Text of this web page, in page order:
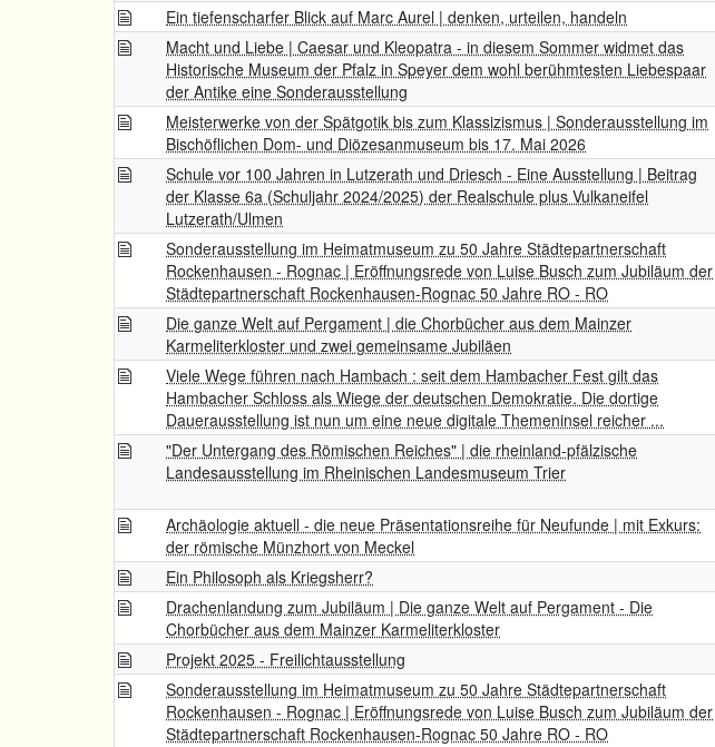
Ein tiefenscharfer Blick auf Marc Aurel | denken, urteilen, handeln
Macht und Liebe | Caesar und Kleopatra - in diesem Sommer widmet das
Historische Museum der Pfalz in Speyer dem wohl berühmtesten Liebespaar
der Antike eine Sonderausstellung
Meisterwerke von der Spätgotik bis zum Klassizismus | Sonderausstellung im
Bischöflichen Dom- und Diözesanmuseum bis 17. Mai 2026
Schule vor 100 Jahren in Lutzerath und Driesch - Eine Ausstellung | Beitrag
der Klasse 6a (Schuljahr 2024/2025) der Realschule plus Vulkaneifel
Lutzerath/Ulmen
Sonderausstellung im Heimatmuseum zu 50 Jahre Städtepartnerschaft
Rockenhausen - Rognac | Eröffnungsrede von Luise Busch zum Jubiläum der
Städtepartnerschaft Rockenhausen-Rognac 50 Jahre RO - RO
Die ganze Welt auf Pergament | die Chorbücher aus dem Mainzer
Karmeliterkloster und zwei gemeinsame Jubiläen
Viele Wege führen nach Hambach : seit dem Hambacher Fest gilt das
Hambacher Schloss als Wiege der deutschen Demokratie. Die dortige
Dauerausstellung ist nun um eine neue digitale Themeninsel reicher ...
"Der Untergang des Römischen Reiches" | die rheinland-pfälzische
Landesausstellung im Rheinischen Landesmuseum Trier
Archäologie aktuell - die neue Präsentationsreihe für Neufunde | mit Exkurs:
der römische Münzhort von Meckel
Ein Philosoph als Kriegsherr?
Drachenlandung zum Jubiläum | Die ganze Welt auf Pergament - Die
Chorbücher aus dem Mainzer Karmeliterkloster
Projekt 2025 - Freilichtausstellung
Sonderausstellung im Heimatmuseum zu 50 Jahre Städtepartnerschaft
Rockenhausen - Rognac | Eröffnungsrede von Luise Busch zum Jubiläum der
Städtepartnerschaft Rockenhausen-Rognac 50 Jahre RO - RO